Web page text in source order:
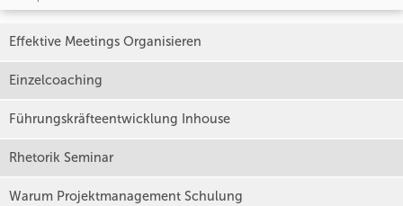
Effektive Meetings Organisieren
Einzelcoaching
Führungskräfteentwicklung Inhouse
Rhetorik Seminar
Warum Projektmanagement Schulung